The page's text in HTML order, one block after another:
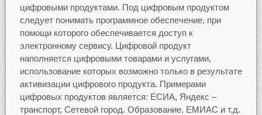
цифровыми продуктами. Под цифровым продуктом
следует понимать программное обеспечение, при
помощи которого обеспечивается доступ к
электронному сервису. Цифровой продукт
наполняется цифровыми товарами и услугами,
использование которых возможно только в результате
активизации цифрового продукта. Примерами
цифровых продуктов является: ЕСИА, Яндекс –
транспорт, Сетевой город. Образование, ЕМИАС и т.д.